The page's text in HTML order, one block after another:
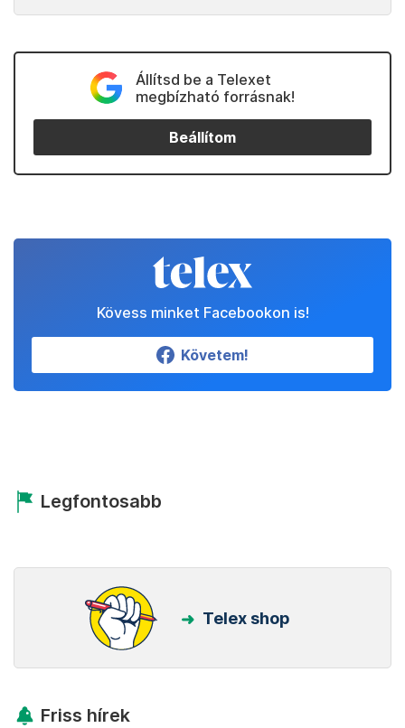
Állítsd be a Telexet
megbízható forrásnak!
Beállítom
Kövess minket Facebookon is!
Követem!
Legfontosabb
Telex shop
Friss hírek